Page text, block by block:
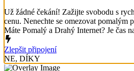
Už žádné čekání! Zažijte svobodu s
cenu. Nenechte se omezovat pomalým
Máte Pomalý a Drahý Internet? Je čas
Zlepšit připojení
NE, DÍKY